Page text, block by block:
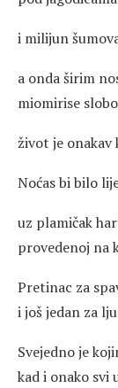
i milijun
a onda širim
miomirise
život je onakav
Noćas bi bilo
uz plamičak
provedenoj na
Pretinac za
i još jedan za
Svejedno je
kad i onako svi